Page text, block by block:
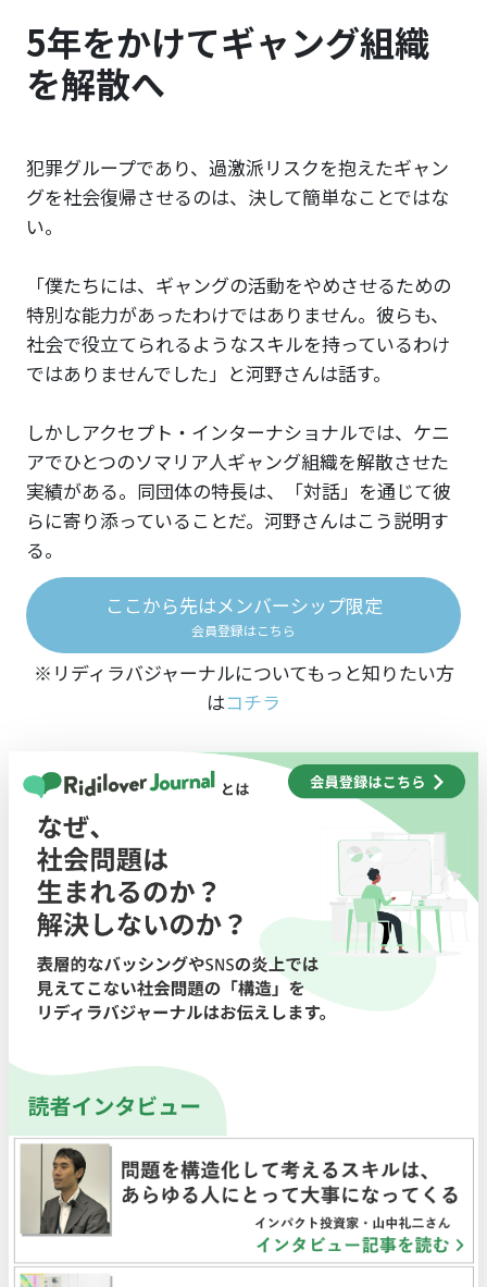
5年をかけてギャング組織
を解散へ
犯罪グループであり、過激派リスクを抱えたギャン
グを社会復帰させるのは、決して簡単なことではな
い。
「僕たちには、ギャングの活動をやめさせるための
特別な能力があったわけではありません。彼らも、
社会で役立てられるようなスキルを持っているわけ
ではありませんでした」と河野さんは話す。
しかしアクセプト・インターナショナルでは、ケニ
アでひとつのソマリア人ギャング組織を解散させた
実績がある。同団体の特長は、「対話」を通じて彼
らに寄り添っていることだ。河野さんはこう説明す
る。
ここから先はメンバーシップ限定
会員登録はこちら
※リディラバジャーナルについてもっと知りたい方
はコチラ